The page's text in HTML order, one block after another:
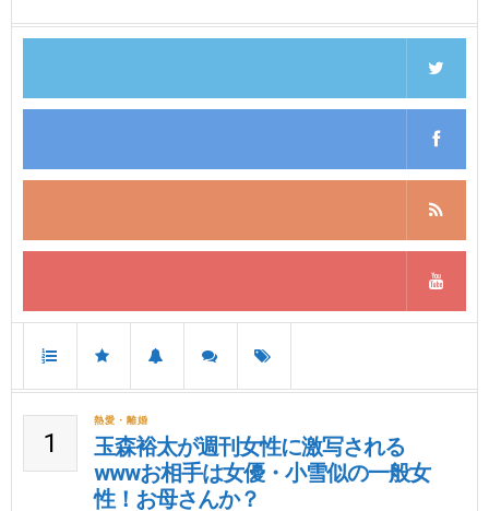
1
熱愛・離婚
玉森裕太が週刊女性に激写される
wwwお相手は女優・小雪似の一般女
性！お母さんか？